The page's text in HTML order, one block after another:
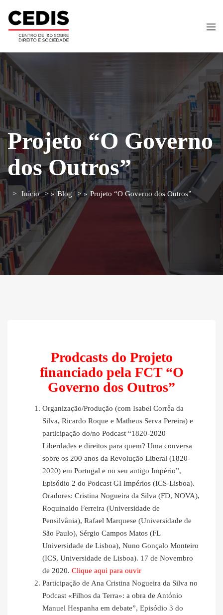
Projeto “O Governo
dos Outros”
Início » Blog » Projeto “O Governo dos Outros”
Prodcasts do Projeto
financiado pela FCT “O
Governo dos Outros”
Organização/Produção (com Isabel Corrêa da
Silva, Ricardo Roque e Matheus Serva Pereira) e
participação do/no Podcast “1820-2020
Liberdades e direitos para quem? Uma conversa
sobre os 200 anos da Revolução Liberal (1820-
2020) em Portugal e no seu antigo Império”,
Episódio 2 do Podcast GI Impérios (ICS-Lisboa).
Oradores: Cristina Nogueira da Silva (FD, NOVA),
Roquinaldo Ferreira (Universidade de
Pensilvânia), Rafael Marquese (Universidade de
São Paulo), Sérgio Campos Matos (FL
Universidade de Lisboa), Nuno Gonçalo Monteiro
(ICS, Universidade de Lisboa). 17 de Novembro
de 2020. Clique aqui para ouvir
Participação de Ana Cristina Nogueira da Silva no
Podcast «Filhos da Terra»: a obra de António
Manuel Hespanha em debate”, Episódio 3 do